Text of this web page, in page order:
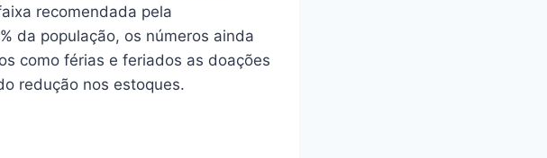
recomendada pela
da população, os números ainda
como férias e feriados as doações
redução nos estoques.